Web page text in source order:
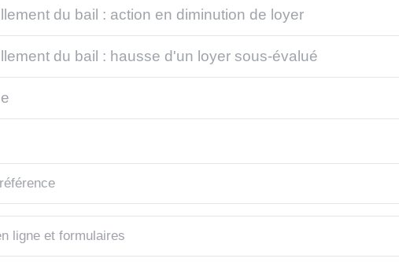
du bail : action en diminution de loyer
du bail : hausse d'un loyer sous-évalué
ligne et formulaires